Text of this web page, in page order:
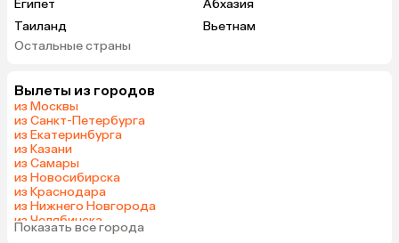
Египет
Абхазия
Таиланд
Вьетнам
ОАЭ
Шри-Ланка
Азербайджан
Индия
Катар
Гонконг
Саудовская Аравия
Таджикистан
Остальные страны
Вылеты из городов
из Москвы
из Санкт-Петербурга
из Екатеринбурга
из Казани
из Самары
из Новосибирска
из Краснодара
из Нижнего Новгорода
из Челябинска
из Тюмени
Показать все города